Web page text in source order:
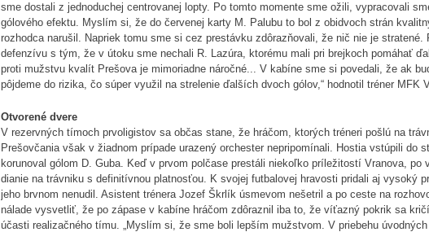
sme dostali z jednoduchej centrovanej lopty. Po tomto momente sme ožili, vypracovali
gólového efektu. Myslím si, že do červenej karty M. Palubu to bol z obidvoch strán
rozhodca narušil. Napriek tomu sme si cez prestávku zdôrazňovali, že nič nie je
defenzívu s tým, že v útoku sme nechali R. Lazúra, ktorému mali pri brejkoch pomáhať
proti mužstvu kvalít Prešova je mimoriadne náročné... V kabíne sme si povedali, že ak
pôjdeme do rizika, čo súper využil na strelenie ďalších dvoch gólov,“ hodnotil tréner MFK
Otvorené dvere
V rezervných tímoch prvoligistov sa občas stane, že hráčom, ktorých tréneri pošlú na
Prešovčania však v žiadnom prípade urazený orchester nepripomínali. Hostia vstúpili do
korunoval gólom D. Guba. Keď v prvom polčase prestáli niekoľko príležitostí Vranova, po
dianie na trávniku s definitívnou platnosťou. K svojej futbalovej hravosti pridali aj vysoký
jeho brvnom nenudil. Asistent trénera Jozef Škrlík úsmevom nešetril a po ceste na
nálade vysvetliť, že po zápase v kabíne hráčom zdôraznil iba to, že víťazný pokrik sa
účasti realizačného tímu. „Myslím si, že sme boli lepším mužstvom. V priebehu